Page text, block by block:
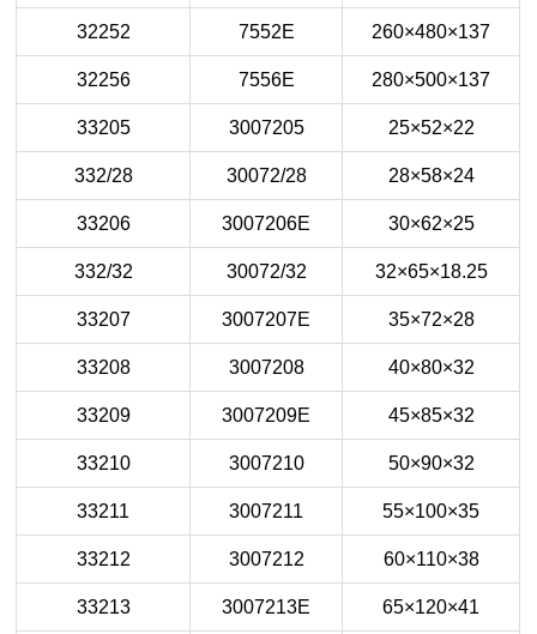
32252 7552E 260×480×137
32256 7556E 280×500×137
33205 3007205 25×52×22
332/28 30072/28 28×58×24
33206 3007206E 30×62×25
332/32 30072/32 32×65×18.25
33207 3007207E 35×72×28
33208 3007208 40×80×32
33209 3007209E 45×85×32
33210 3007210 50×90×32
33211 3007211 55×100×35
33212 3007212 60×110×38
33213 3007213E 65×120×41